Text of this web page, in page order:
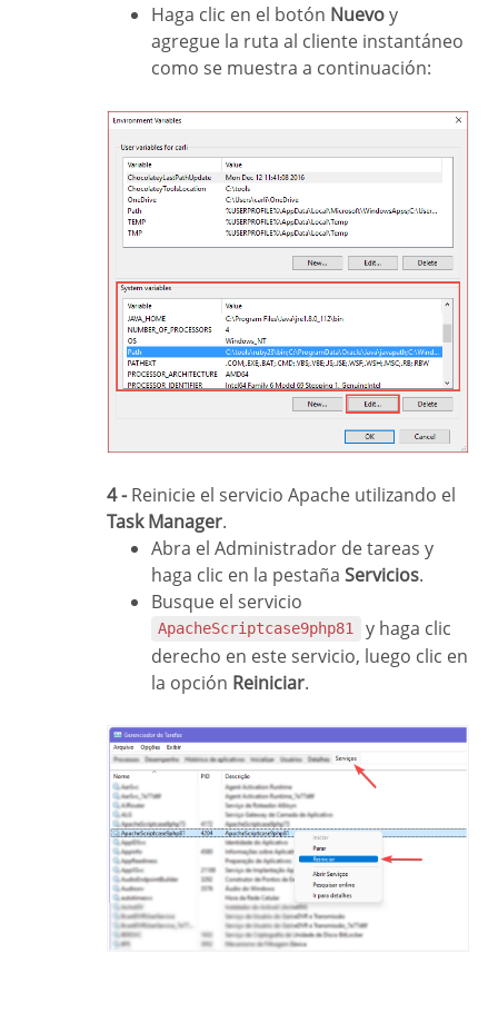
Haga clic en el botón Nuevoy
agregue la ruta al cliente instantáneo
como se muestra a continuación:
4 -Reinicie el servicio Apache utilizando el
Task Manager.
Abra el Administrador de tareas y
haga clic en la pestaña Servicios.
Busque el servicio
ApacheScriptcase9php81
y haga clic
derecho en este servicio, luego clic en
la opción Reiniciar.